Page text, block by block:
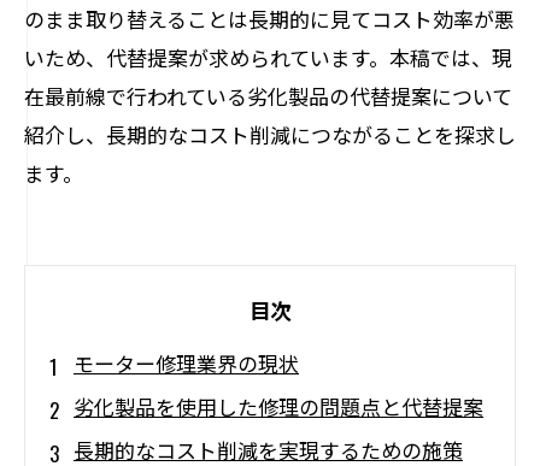
のまま取り替えることは長期的に見てコスト効率が悪
いため、代替提案が求められています。本稿では、現
在最前線で行われている劣化製品の代替提案について
紹介し、長期的なコスト削減につながることを探求し
ます。
目次
モーター修理業界の現状
劣化製品を使用した修理の問題点と代替提案
長期的なコスト削減を実現するための施策